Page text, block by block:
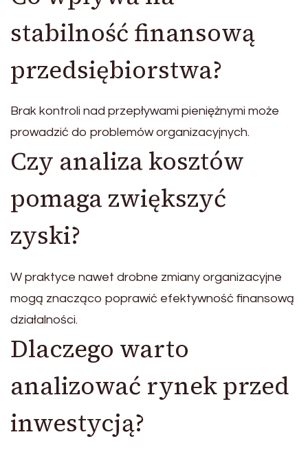
stabilność finansową
przedsiębiorstwa?
Brak kontroli nad przepływami pieniężnymi może
prowadzić do problemów organizacyjnych.
Czy analiza kosztów
pomaga zwiększyć
zyski?
W praktyce nawet drobne zmiany organizacyjne
mogą znacząco poprawić efektywność finansową
działalności.
Dlaczego warto
analizować rynek przed
inwestycją?